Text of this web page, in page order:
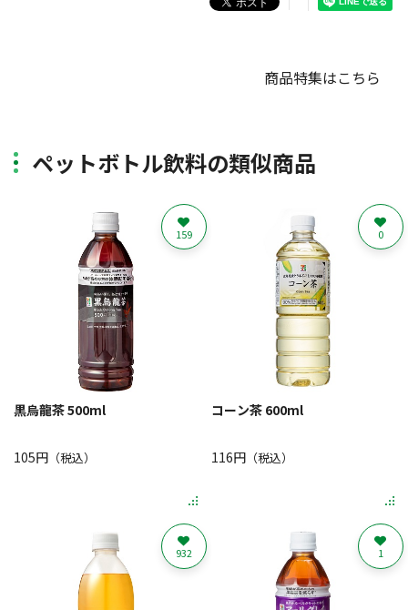
商品特集はこちら
ペットボトル飲料の類似商品
黒烏龍茶 500ml
105円 （税込）
159
コーン茶 600ml
116円（税込）
0
932 1